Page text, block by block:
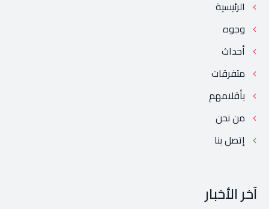
الرئيسية
وجوه
أحداث
متفرقات
بأقلامهم
من نحن
إتصل بنا
آخر الأخبار